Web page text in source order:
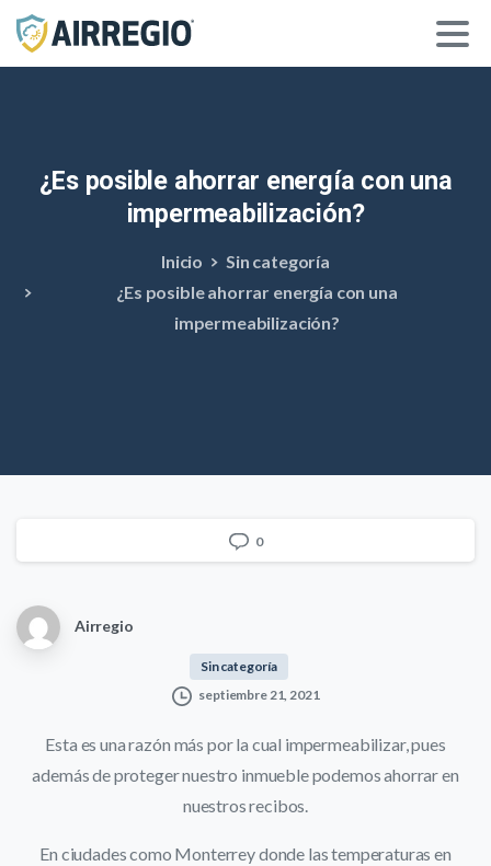
¿Es posible ahorrar energía con una
impermeabilización?
Inicio
Sin categoría
¿Es posible ahorrar energía con una
impermeabilización?
0
Airregio
Sin categoría
septiembre 21, 2021
Esta es una razón más por la cual impermeabilizar, pues
además de proteger nuestro inmueble podemos ahorrar en
nuestros recibos.
En ciudades como Monterrey donde las temperaturas en